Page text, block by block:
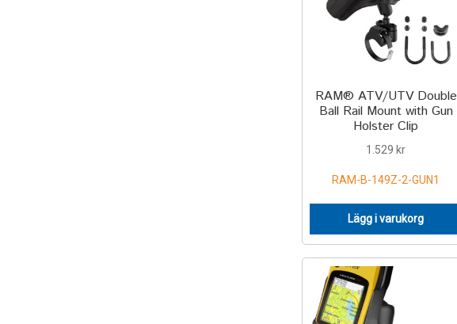
RAM® ATV/UTV Double
Ball Rail Mount with Gun
Holster Clip
1.529kr
RAM-B-149Z-2-GUN1
Lägg i varukorg